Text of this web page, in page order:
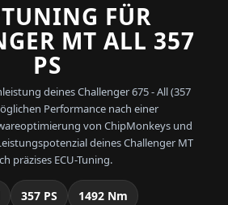
FÜR
MT ALL 357
PS
deines Challenger 675 - All (357
Performance nach einer
von ChipMonkeys und
deines Challenger MT
präzises ECU-Tuning.
357 PS 1492 Nm